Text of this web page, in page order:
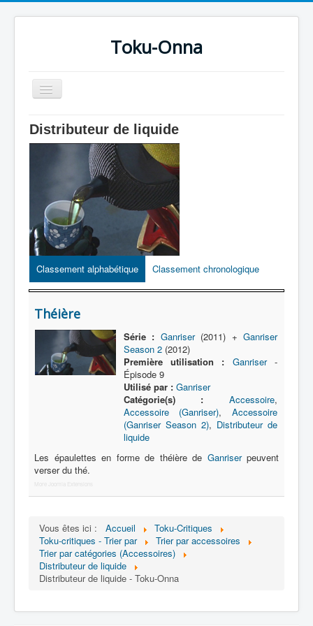
Toku-Onna
Basculer
la
Accueil
Toku-Actrices
Toku-Critiques
Films
COSAA
Dessins
Artiste Asperger
Lexique
Acteur
Équipement
Lieu
Épisode
Référence
Distributeur de liquide
Classement alphabétique Classement chronologique
Théière
Série : Ganriser(2011) + Ganriser
Season 2(2012)
Première utilisation :
Ganriser-
Épisode 9
Utilisé par : Ganriser
Catégorie(s) :
Accessoire,
Accessoire (Ganriser), Accessoire
(Ganriser Season 2), Distributeur de
liquide
Les épaulettes en forme de théière de Ganriserpeuvent
verser du thé.
More Joomla Extensions
Vous êtes ici : Accueil
Toku-Critiques
Toku-critiques - Trier par
Trier par accessoires
Trier par catégories (Accessoires)
Distributeur de liquide
Distributeur de liquide - Toku-Onna